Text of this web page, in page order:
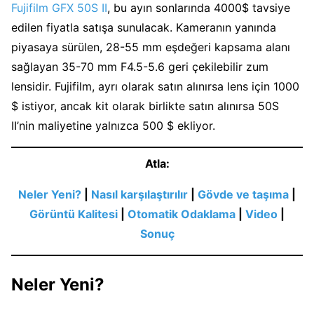
Fujifilm GFX 50S II, bu ayın sonlarında 4000$ tavsiye
edilen fiyatla satışa sunulacak. Kameranın yanında
piyasaya sürülen, 28-55 mm eşdeğeri kapsama alanı
sağlayan 35-70 mm F4.5-5.6 geri çekilebilir zum
lensidir. Fujifilm, ayrı olarak satın alınırsa lens için 1000
$ istiyor, ancak kit olarak birlikte satın alınırsa 50S
II’nin maliyetine yalnızca 500 $ ekliyor.
Atla:
Neler Yeni? Nasıl karşılaştırılır Gövde ve taşıma
Görüntü Kalitesi
Otomatik Odaklama Video
Sonuç
Neler Yeni?